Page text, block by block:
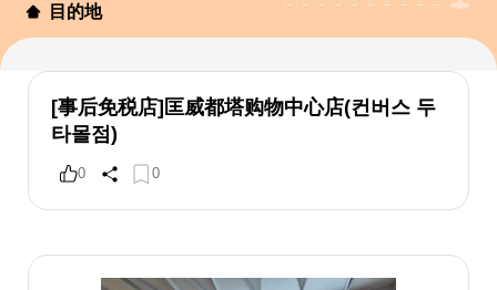
目的地
[事后免税店]匡威都塔购物中心店(컨버스 두
타몰점)
0 0